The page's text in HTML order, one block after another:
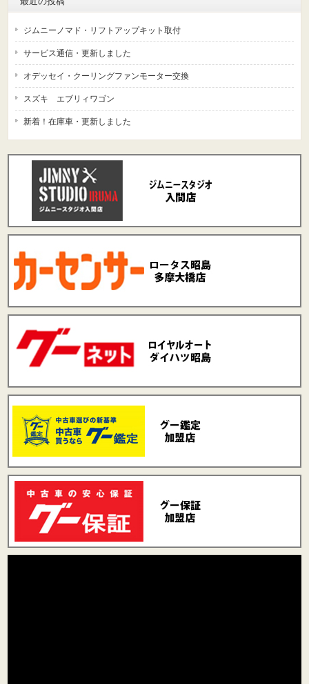
ジムニーノマド・リフトアップキット取付
サービス通信・更新しました
オデッセイ・クーリングファンモーター交換
スズキ エブリィワゴン
新着！在庫車・更新しました